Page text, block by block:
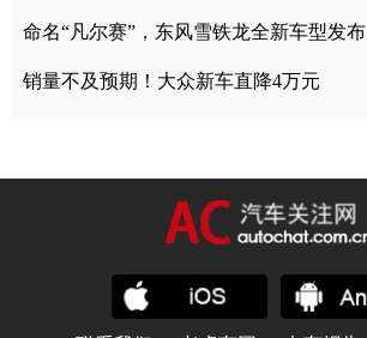
命名“凡尔赛”，东风雪铁龙全新车型发布
销量不及预期！大众新车直降4万元